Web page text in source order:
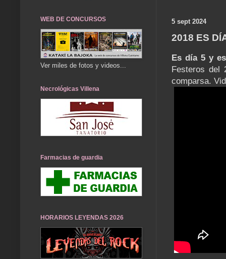
5 sept 2024
2018 ES
Es día 5 y
Festeros del
comparsa.
WEB DE CONCURSOS
Ver miles de fotos y videos...
Necrológicas Villena
Farmacias de guardia
HORARIOS LEYENDAS 2026